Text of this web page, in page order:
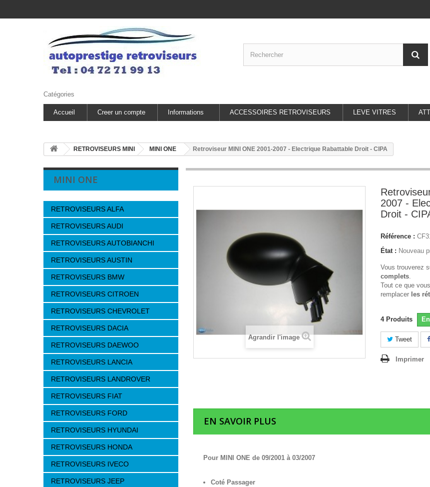
Catégories
Accueil Creer un compte Informations ACCESSOIRES RETROVISEURS LEVE VITRES
RETROVISEURS MINI MINI ONE Retroviseur MINI ONE 2001-2007 - Electrique Rabattable Droit - CIPA
MINI ONE
RETROVISEURS ALFA
RETROVISEURS AUDI
RETROVISEURS AUTOBIANCHI
RETROVISEURS AUSTIN
RETROVISEURS BMW
RETROVISEURS CITROEN
RETROVISEURS CHEVROLET
RETROVISEURS DACIA
RETROVISEURS DAEWOO
RETROVISEURS LANCIA
RETROVISEURS LANDROVER
RETROVISEURS FIAT
RETROVISEURS FORD
RETROVISEURS HYUNDAI
RETROVISEURS HONDA
RETROVISEURS IVECO
RETROVISEURS JEEP
Agrandir l'image
2007 -
Droit -
Référence :
État : Nouveau
Vous trouverez
complets.
Tout ce que
remplacer les
4 Produits
Tweet
Imprimer
EN SAVOIR PLUS
Pour MINI ONE de 09/2001 à 03/2007
Coté Passager